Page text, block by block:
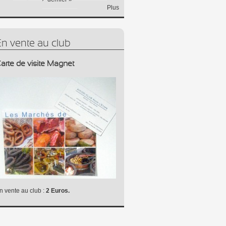
Plus
vente au club
de visite Magnet
vente au club : 2 Euros.